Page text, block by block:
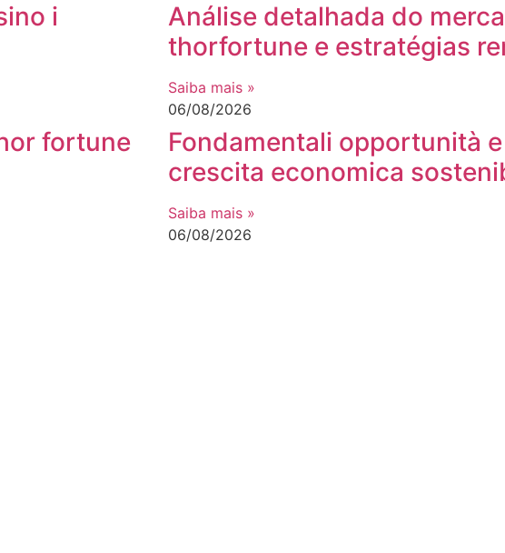
i
Análise detalhada do
thorfortune e estratégias
Saiba mais »
06/08/2026
fortune
Fondamentali opportunità
crescita economica
Saiba mais »
06/08/2026